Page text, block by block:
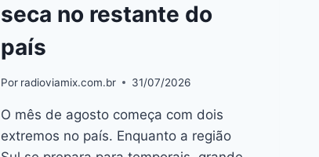
seca no restante do
país
Por radioviamix.com.br 31/07/2026
O mês de agosto começa com dois
extremos no país. Enquanto a região